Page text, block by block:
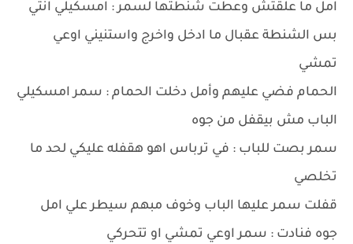
امل ما علقتش وعطت شنطتها لسمر : امسكيلي انتي
بس الشنطة عقبال ما ادخل واخرج واستنيني اوعي
تمشي
الحمام فضي عليهم وأمل دخلت الحمام : سمر امسكيلي
الباب مش بيقفل من جوه
سمر بصت للباب : في ترباس اهو هقفله عليكي لحد ما
تخلصي
قفلت سمر عليها الباب وخوف مبهم سيطر علي امل
جوه فنادت : سمر اوعي تمشي او تتحركي